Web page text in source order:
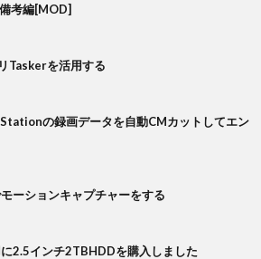
考編[MOD]
Taskerを活用する
の録画データを自動CMカットしてエン
ーションキャプチャーをする
2.5インチ2TBHDDを購入しました